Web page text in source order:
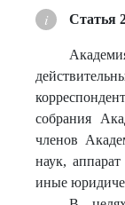
Статья
собрания
членов
наук,
иные